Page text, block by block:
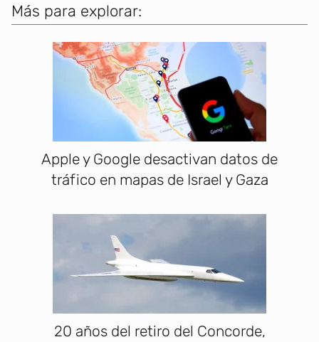
Más para explorar:
Apple y Google desactivan datos de
tráfico en mapas de Israel y Gaza
20 años del retiro del Concorde,